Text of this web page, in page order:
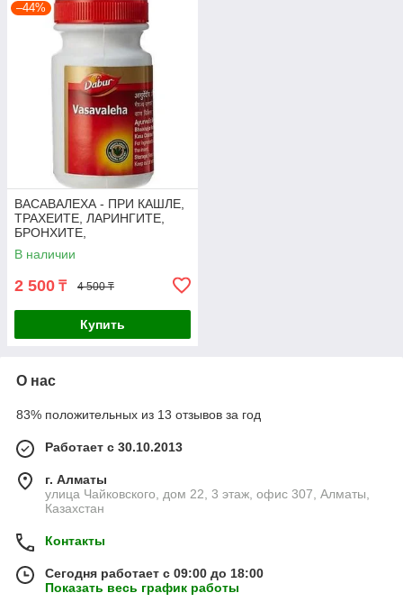
–44%
ВАСАВАЛЕХА - ПРИ КАШЛЕ,
ТРАХЕИТЕ, ЛАРИНГИТЕ,
БРОНХИТЕ,
БРОНХИАЛЬНОЙ АСТМЕ,
VASAVALEHA (250GM)
В наличии
2 500 ₸ 4 500 ₸
Купить
О нас
83% положительных из 13 отзывов за год
Работает с 30.10.2013
г. Алматы
улица Чайковского, дом 22, 3 этаж, офис 307, Алматы,
Казахстан
Контакты
Сегодня работает с 09:00 до 18:00
Показать весь график работы